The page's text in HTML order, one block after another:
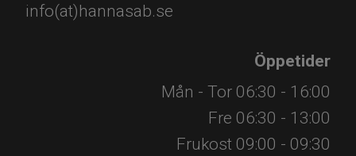
info(at)hannasab.se
Öppetider
Mån - Tor 06:30 - 16:00
Fre 06:30 - 13:00
Frukost 09:00 - 09:30